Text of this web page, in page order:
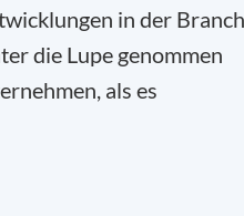
in der
die Lupe genommen
als es